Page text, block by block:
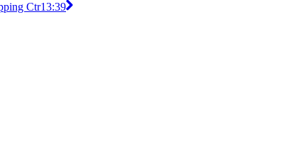
Ctr13:39